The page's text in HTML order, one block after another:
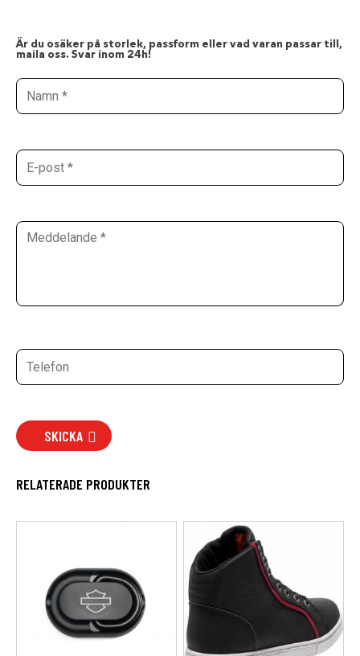
Är du osäker på storlek, passform eller vad varan passar till,
maila oss. Svar inom 24h!
SKICKA
RELATERADE PRODUKTER
produkten
har
flera
varianter.
De
olika
alternativen
kan